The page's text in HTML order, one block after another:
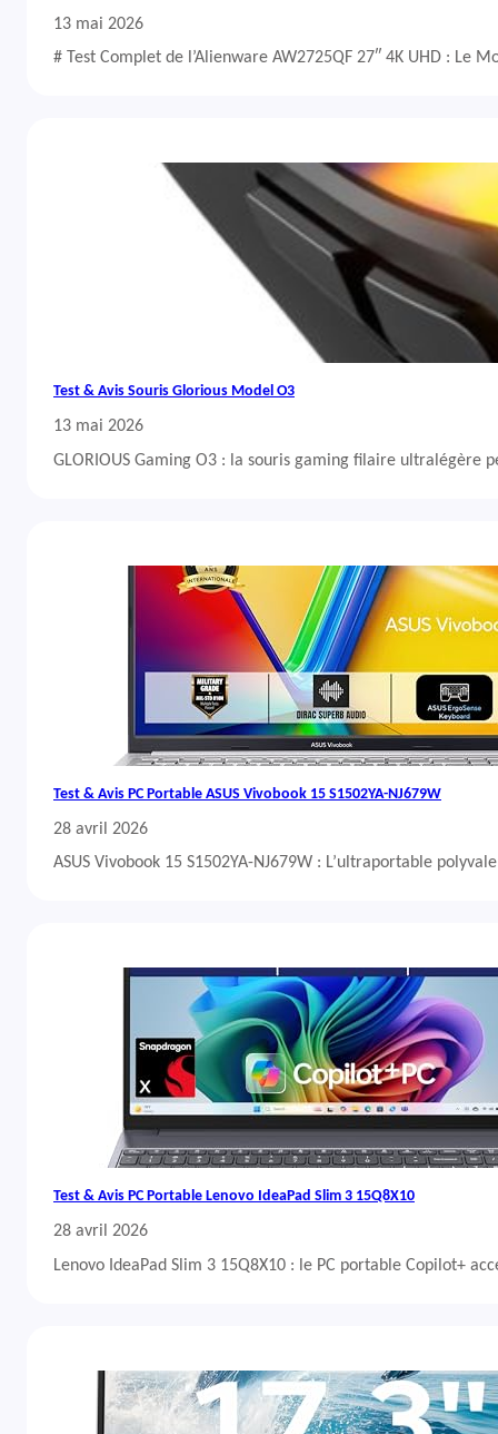
13 mai 2026
# Test Complet de l’Alienware AW2725QF 27″ 4K UHD : Le
Test & Avis Souris Glorious Model O3
13 mai 2026
GLORIOUS Gaming O3 : la souris gaming filaire ultralégère
Test & Avis PC Portable ASUS Vivobook 15 S1502YA-NJ679W
28 avril 2026
ASUS Vivobook 15 S1502YA-NJ679W : L’ultraportable
Test & Avis PC Portable Lenovo IdeaPad Slim 3 15Q8X10
28 avril 2026
Lenovo IdeaPad Slim 3 15Q8X10 : le PC portable Copilot+